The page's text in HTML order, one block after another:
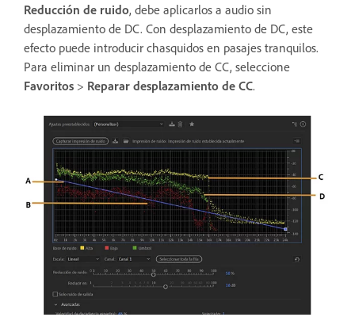
Reducción de ruido, debe aplicarlos a audio sin
desplazamiento de DC. Con desplazamiento de DC, este
efecto puede introducir chasquidos en pasajes tranquilos.
Para eliminar un desplazamiento de CC, seleccione
Favoritos > Reparar desplazamiento de CC.